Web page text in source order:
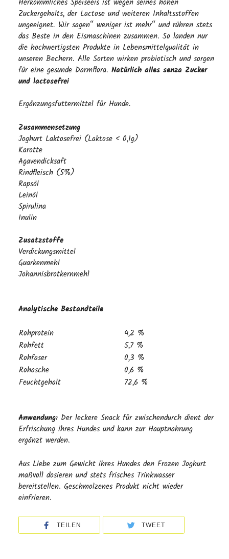
Zuckergehalts, der Lactose und weiteren Inhaltsstoffen
ungeeignet. Wir sagen“ weniger ist mehr“ und rühren stets
das Beste in den Eismaschinen zusammen. So landen nur
die hochwertigsten Produkte in Lebensmittelqualität in
unseren Bechern. Alle Sorten wirken probiotisch und sorgen
für eine gesunde Darmflora. Natürlich alles senza Zucker
und lactosefrei
Ergänzungsfuttermittel für Hunde.
Zusammensetzung
Joghurt Laktosefrei (Laktose < 0,1g)
Karotte
Agavendicksaft
Rindfleisch (5%)
Rapsöl
Leinöl
Spirulina
Inulin
Zusatzstoffe
Verdickungsmittel
Guarkenmehl
Johannisbrotkernmehl
Analytische Bestandteile
Rohprotein
4,2 %
Rohfett
5,7 %
Rohfaser
0,3 %
Rohasche
0,6 %
Feuchtgehalt
72,6 %
Anwendung: Der leckere Snack für zwischendurch dient der
Erfrischung ihres Hundes und kann zur Hauptnahrung
ergänzt werden.
Aus Liebe zum Gewicht ihres Hundes den Frozen Joghurt
maßvoll dosieren und stets frisches Trinkwasser
bereitstellen. Geschmolzenes Produkt nicht wieder
einfrieren.
TEILEN TWEET